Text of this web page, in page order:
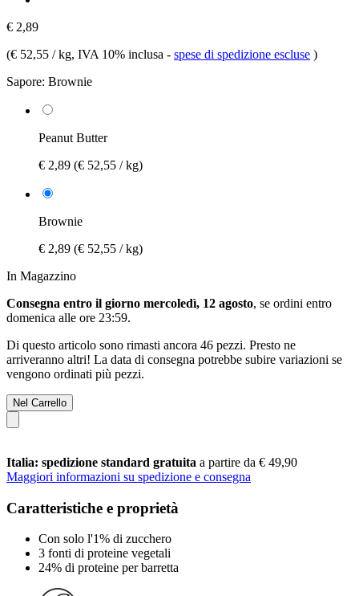
€ 2,89
(€ 52,55 / kg, IVA 10% inclusa - spese di spedizione escluse )
Sapore: Brownie
Peanut Butter
€ 2,89 (€ 52,55 / kg)
Brownie
€ 2,89 (€ 52,55 / kg)
In Magazzino
Consegna entro il giorno mercoledì, 12 agosto, se ordini entro
domenica alle ore 23:59.
Di questo articolo sono rimasti ancora 46 pezzi. Presto ne
arriveranno altri! La data di consegna potrebbe subire variazioni se
vengono ordinati più pezzi.
Nel Carrello
Italia: spedizione standard gratuita a partire da € 49,90
Maggiori informazioni su spedizione e consegna
Caratteristiche e proprietà
Con solo l'1% di zucchero
3 fonti di proteine vegetali
24% di proteine per barretta